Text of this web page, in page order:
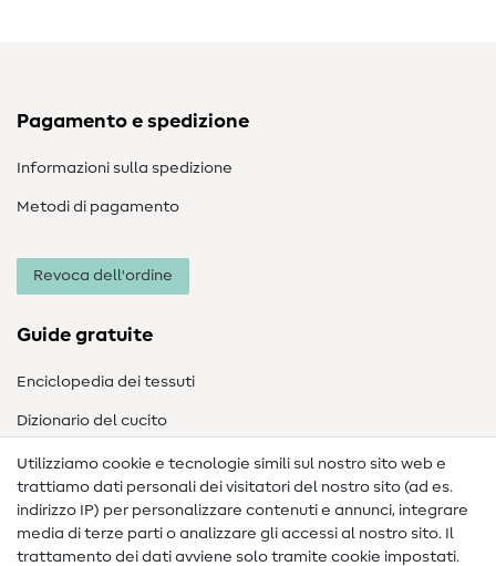
Pagamento e spedizione
Informazioni sulla spedizione
Metodi di pagamento
Revoca dell'ordine
Guide gratuite
Enciclopedia dei tessuti
Dizionario del cucito
Nähanleitungen
Assistenza e contatto
Contatto
Utilizziamo cookie e tecnologie simili sul nostro sito web e
trattiamo dati personali dei visitatori del nostro sito (ad es.
indirizzo IP) per personalizzare contenuti e annunci, integrare
media di terze parti o analizzare gli accessi al nostro sito. Il
trattamento dei dati avviene solo tramite cookie impostati.